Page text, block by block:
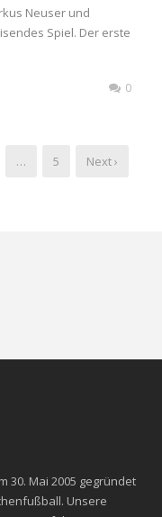
Neuser und
Spiel. Der erste
0
… 5 Next ›
30. Mai 2005 gegründet
Unsere